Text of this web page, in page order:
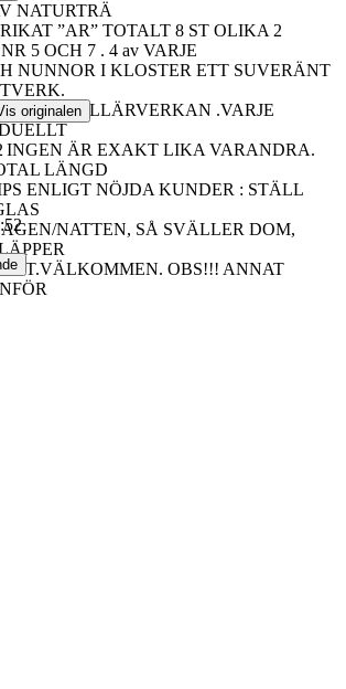
NATURTRÄ
”AR” TOTALT 8 ST OLIKA 2
5 OCH 7 . 4 av VARJE
NUNNOR I KLOSTER ETT SUVERÄNT
KAPILLÄRVERKAN .VARJE
INGEN ÄR EXAKT LIKA VARANDRA.
LÄNGD
ENLIGT NÖJDA KUNDER : STÄLL
NATTEN, SÅ SVÄLLER DOM,
OBS!!! ANNAT
originalen